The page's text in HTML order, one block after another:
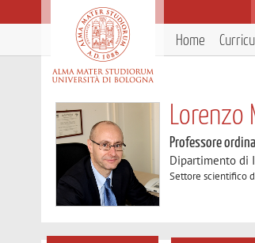
Home
Lorenzo
Professore
Dipartimento di
Settore scientifico